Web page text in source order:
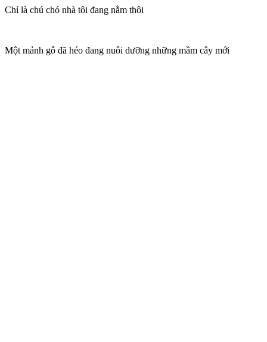
Chỉ là chú chó nhà tôi đang nằm thôi
Một mảnh gỗ đã héo đang nuôi dưỡng những mầm cây mới